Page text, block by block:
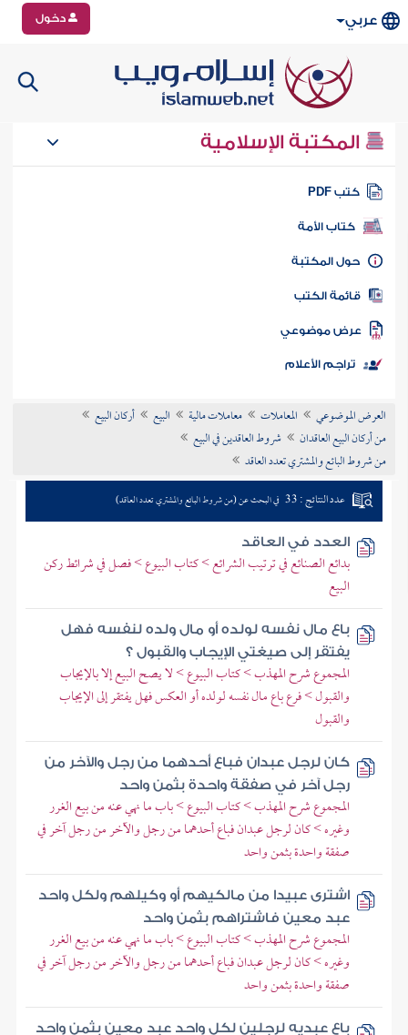
عربي دخول
المكتبة الإسلامية
كتب PDF
كتاب الأمة
المكتبة
الكتب
موضوعي
تراجم الأعلام
العرض الموضوعي المعاملات معاملات مالية البيع
أركان البيع
من أركان البيع العاقدان
شروط العاقدين في البيع
من شروط البائع والمشتري تعدد العاقد
عدد النتائج : 33 في البحث عن (من شروط البائع والمشتري تعدد العاقد)
العدد في العاقد
بدائع الصنائع في ترتيب الشرائع > كتاب البيوع > فصل في شرائط ركن
البيع
باع مال نفسه لولده أو مال ولده لنفسه فهل
يفتقر إلى صيغتي الإيجاب والقبول ؟
المجموع شرح المهذب > كتاب البيوع > لا يصح البيع إلا بالإيجاب
والقبول > فرع باع مال نفسه لولده أو العكس فهل يفتقر إلى الإيجاب
والقبول
كان لرجل عبدان فباع أحدهما من رجل والآخر من
رجل آخر في صفقة واحدة بثمن واحد
المجموع شرح المهذب > كتاب البيوع > باب ما نهي عنه من بيع الغرر
وغيره > كان لرجل عبدان فباع أحدهما من رجل والآخر من رجل آخر في
صفقة واحدة بثمن واحد
اشترى عبيدا من مالكيهم أو وكيلهم ولكل واحد
عبد معين فاشتراهم بثمن واحد
المجموع شرح المهذب > كتاب البيوع > باب ما نهي عنه من بيع الغرر
وغيره > كان لرجل عبدان فباع أحدهما من رجل والآخر من رجل آخر في
صفقة واحدة بثمن واحد
باع عبديه لرجلين لكل واحد عبد معين بثمن واحد